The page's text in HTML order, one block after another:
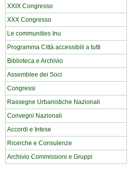
XXIX Congresso
XXX Congresso
Le communities Inu
Programma Città accessibili a tutti
Biblioteca e Archivio
Assemblee dei Soci
Congressi
Rassegne Urbanistiche Nazionali
Convegni Nazionali
Accordi e Intese
Ricerche e Consulenze
Archivio Commissioni e Gruppi